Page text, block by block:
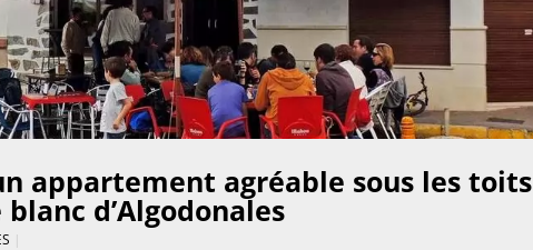
appartement agréable sous les toits
d’Algodonales
|